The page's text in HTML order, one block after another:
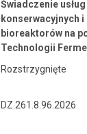
Świadczenie
konserwacyjnych
bioreaktorów na
Technologii
Rozstrzygnięte
DZ.261.8.96.2026